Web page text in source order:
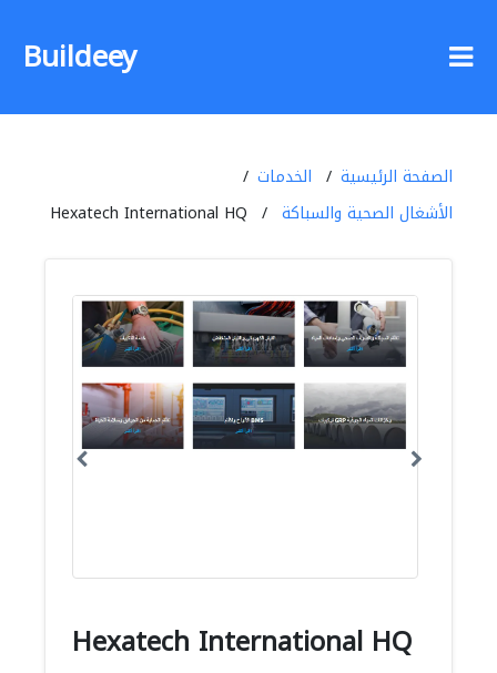
Buildeey
الصفحة الرئيسية
الخدمات
الأشغال الصحية والسباكة
Hexatech International HQ
Hexatech International HQ